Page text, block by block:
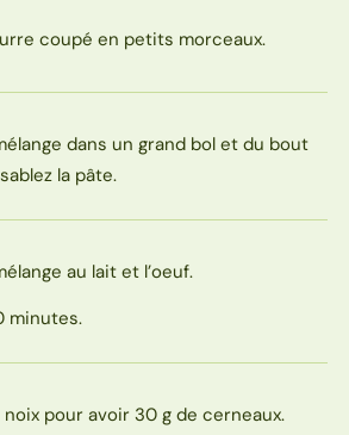
coupé en petits morceaux.
dans un grand bol et du bout
la pâte.
au lait et l’oeuf.
minutes.
noix pour avoir 30 g de cerneaux.